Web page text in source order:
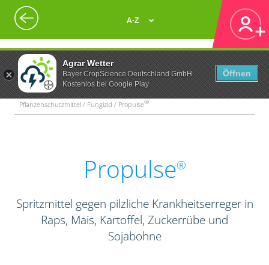
Agrar Wetter
Bayer CropScience Deutschland GmbH
Kostenlos bei Google Play
Öffnen
A-Z
Pflanzenschutzmittel / Fungizid / Propulse®
Propulse®
Spritzmittel gegen pilzliche Krankheitserreger in
Raps, Mais, Kartoffel, Zuckerrübe und
Sojabohne